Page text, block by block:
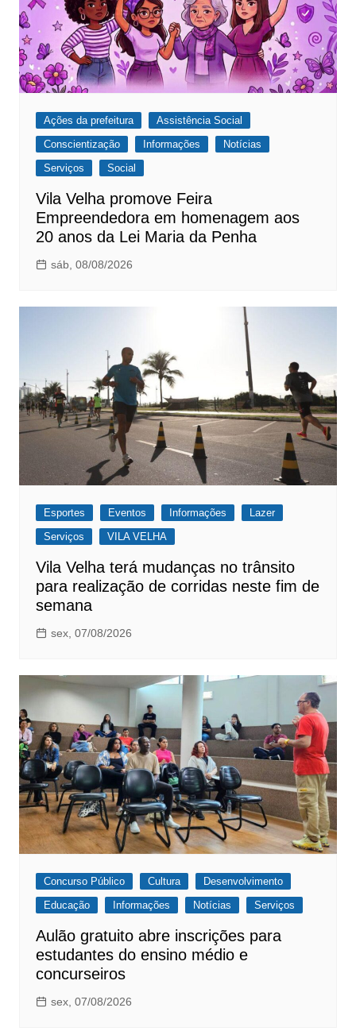
Ações da prefeitura
Assistência Social
Conscientização
Informações
Notícias
Serviços
Social
Vila Velha promove Feira
Empreendedora em homenagem aos
20 anos da Lei Maria da Penha
sáb, 08/08/2026
Esportes Eventos Informações
Lazer
Serviços
VILA VELHA
Vila Velha terá mudanças no trânsito
para realização de corridas neste fim de
semana
sex, 07/08/2026
Concurso Público Cultura
Desenvolvimento
Educação
Informações Notícias Serviços
Aulão gratuito abre inscrições para
estudantes do ensino médio e
concurseiros
sex, 07/08/2026